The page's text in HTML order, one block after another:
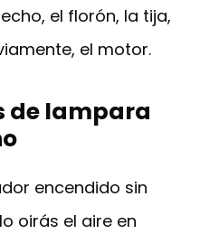
el florón, la tija,
el motor.
de lampara
encendido sin
oirás el aire en